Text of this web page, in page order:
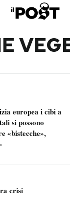
europea i cibi a
si possono
«bistecche»,
crisi